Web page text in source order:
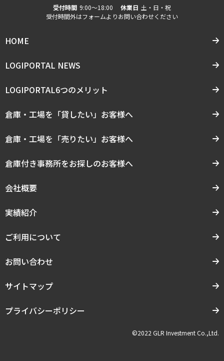
受付時間 9:00〜18:00 休業日 土・日・祝
受付時間外はフォームよりお問い合わせください
HOME
LOGIPORTAL NEWS
LOGIPORTAL6つのメリット
倉庫・工場を「貸したい」お客様へ
倉庫・工場を「売りたい」お客様へ
倉庫付き事務所をお探しのお客様へ
会社概要
実績紹介
ご利用について
お問い合わせ
サイトマップ
プライバシーポリシー
©2022 GLR Investment Co.,Ltd.